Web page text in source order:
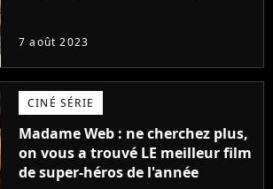
7 août 2023
CINÉ SÉRIE
Madame Web : ne cherchez plus,
on vous a trouvé LE meilleur film
de super-héros de l'année